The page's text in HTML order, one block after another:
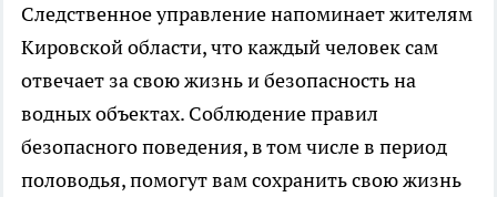
Следственное управление напоминает жителям
Кировской области, что каждый человек сам
отвечает за свою жизнь и безопасность на
водных объектах. Соблюдение правил
безопасного поведения, в том числе в период
половодья, помогут вам сохранить свою жизнь